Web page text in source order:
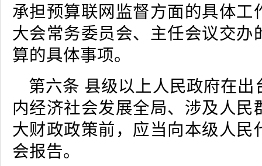
承担预算联网监督方面的具体工
大会常务委员会、主任会议交办
算的具体事项。
第六条 县级以上人民政府在出
内经济社会发展全局、涉及人民
大财政政策前，应当向本级人民
会报告。